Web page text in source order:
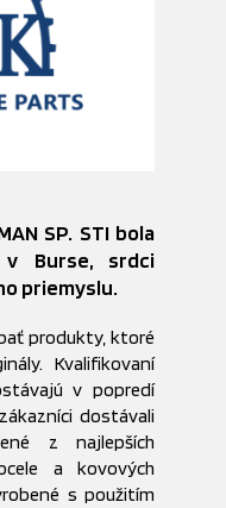
SP. STI bola
Burse, srdci
priemyslu.
produkty, ktoré
Kvalifikovaní
v popredí
dostávali
z najlepších
a kovových
s použitím